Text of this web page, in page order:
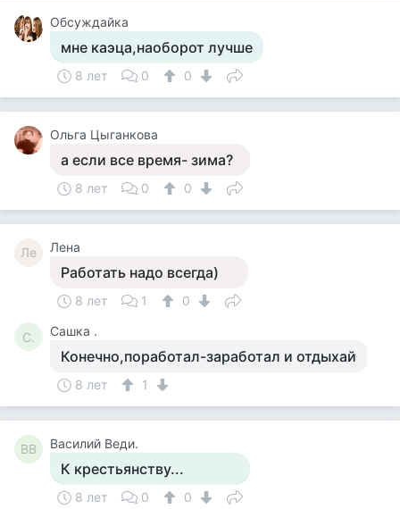
Обсуждайка
мне каэца,наоборот лучше
8 лет 0 0
Ольга Цыганкова
а если все время- зима?
8 лет 0 0
Ле Лена
Работать надо всегда)
8 лет 1 0
С. Сашка .
Конечно,поработал-заработал и отдыхай
8 лет 1
ВВ Василий Веди.
К крестьянству...
8 лет 0 0